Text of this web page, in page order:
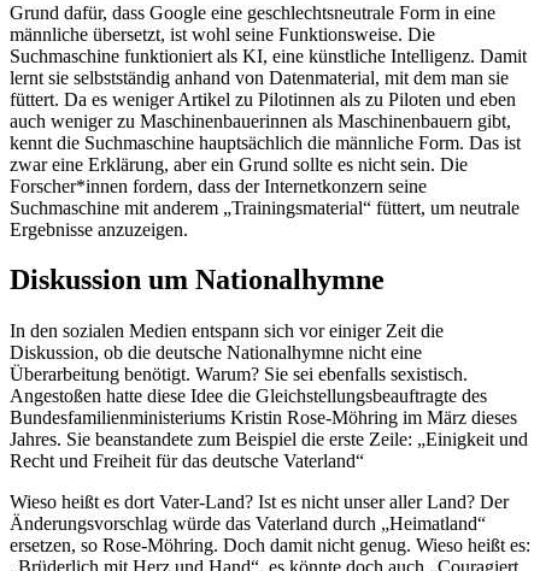
Grund dafür, dass Google eine geschlechtsneutrale Form in eine
männliche übersetzt, ist wohl seine Funktionsweise. Die
Suchmaschine funktioniert als KI, eine künstliche Intelligenz. Damit
lernt sie selbstständig anhand von Datenmaterial, mit dem man sie
füttert. Da es weniger Artikel zu Pilotinnen als zu Piloten und eben
auch weniger zu Maschinenbauerinnen als Maschinenbauern gibt,
kennt die Suchmaschine hauptsächlich die männliche Form. Das ist
zwar eine Erklärung, aber ein Grund sollte es nicht sein. Die
Forscher*innen fordern, dass der Internetkonzern seine
Suchmaschine mit anderem „Trainingsmaterial“ füttert, um neutrale
Ergebnisse anzuzeigen.
Diskussion um Nationalhymne
In den sozialen Medien entspann sich vor einiger Zeit die
Diskussion, ob die deutsche Nationalhymne nicht eine
Überarbeitung benötigt. Warum? Sie sei ebenfalls sexistisch.
Angestoßen hatte diese Idee die Gleichstellungsbeauftragte des
Bundesfamilienministeriums Kristin Rose-Möhring im März dieses
Jahres. Sie beanstandete zum Beispiel die erste Zeile: „Einigkeit und
Recht und Freiheit für das deutsche Vaterland“
Wieso heißt es dort Vater-Land? Ist es nicht unser aller Land? Der
Änderungsvorschlag würde das Vaterland durch „Heimatland“
ersetzen, so Rose-Möhring. Doch damit nicht genug. Wieso heißt es: